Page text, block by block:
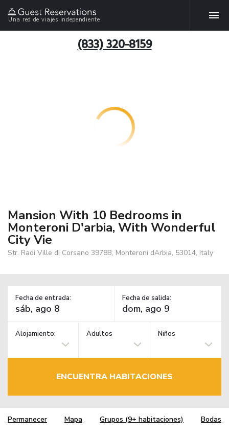
Una red de viajes independiente
(833) 320-8159
Mansion With 10 Bedrooms in
Monteroni D'arbia, With Wonderful
City Vie
Str. Radi Ville di Corsano 3978B, Monteroni dArbia, 53014, Italy
Fecha de entrada: Fecha de salida:
Alojamiento: Adultos Niños
ENCUENTRA HABITACIONES
Permanecer Mapa Grupos (9+ habitaciones) Bodas